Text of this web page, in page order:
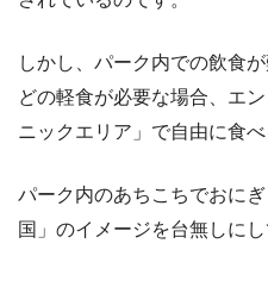
しかし、パーク内での飲食
どの軽食が必要な場合、エ
ニックエリア」で自由に食べ
パーク内のあちこちでおに
国」のイメージを台無しにし